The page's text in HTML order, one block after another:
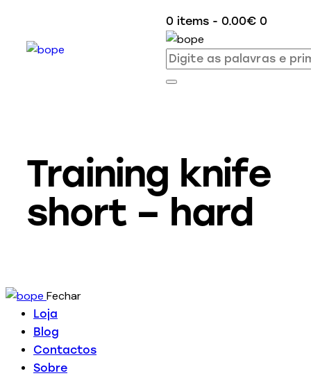
0 items - 0.00€ 0
Training knife
short – hard
Fechar
Loja
Blog
Contactos
Sobre